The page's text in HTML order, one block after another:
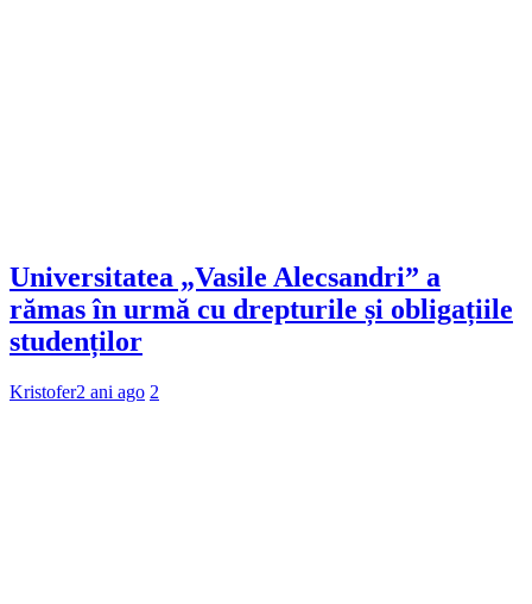
Universitatea „Vasile Alecsandri” a
rămas în urmă cu drepturile și obligațiile
studenților
Kristofer2 ani ago 2